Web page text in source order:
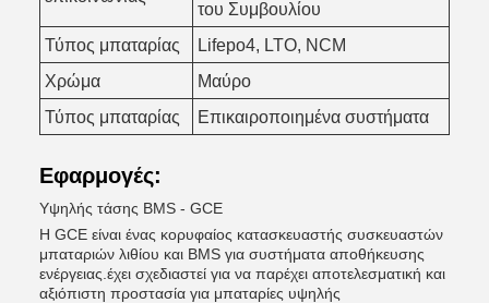
του Συμβουλίου
Τύπος μπαταρίας
Lifepo4, LTO, NCM
Χρώμα
Μαύρο
Τύπος μπαταρίας
Επικαιροποιημένα συστήματα
Εφαρμογές:
Υψηλής τάσης BMS - GCE
Η GCE είναι ένας κορυφαίος κατασκευαστής συσκευαστών
μπαταριών λιθίου και BMS για συστήματα αποθήκευσης
ενέργειας.έχει σχεδιαστεί για να παρέχει αποτελεσματική και
αξιόπιστη προστασία για μπαταρίες υψηλής